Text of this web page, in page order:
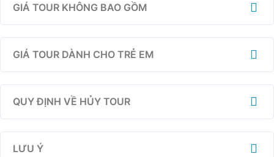
GIÁ TOUR KHÔNG BAO GỒM
GIÁ TOUR DÀNH CHO TRẺ EM
QUY ĐỊNH VỀ HỦY TOUR
LƯU Ý